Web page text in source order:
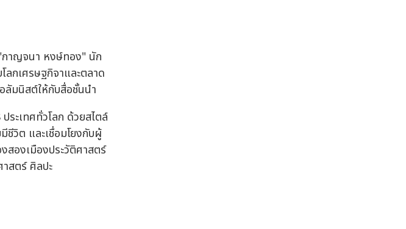
าญจนา หงษ์ทอง" นัก
ลกเศรษฐกิจาและตลาด
ลัมนิสต์ให้กับสื่อชั้นนำ
ะเทศทั่วโลก ด้วยสไตล์
ชีวิต และเชื่อมโยงกับผู้
องเมืองประวัติศาสตร์
สตร์ ศิลปะ